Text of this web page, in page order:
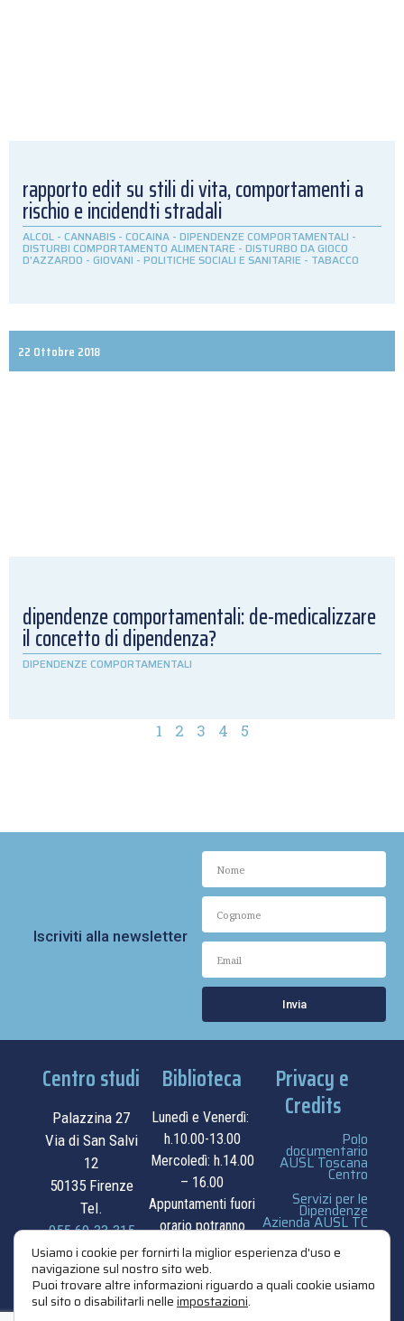
rapporto edit su stili di vita, comportamenti a
rischio e incidendti stradali
ALCOL - CANNABIS - COCAINA - DIPENDENZE COMPORTAMENTALI -
DISTURBI COMPORTAMENTO ALIMENTARE - DISTURBO DA GIOCO
D'AZZARDO - GIOVANI - POLITICHE SOCIALI E SANITARIE - TABACCO
22 Ottobre 2018
dipendenze comportamentali: de-medicalizzare
il concetto di dipendenza?
DIPENDENZE COMPORTAMENTALI
1 2 3 4 5
Iscriviti alla newsletter
Invia
Centro studi
Palazzina 27
Via di San Salvi
12
50135 Firenze
Tel.
055.69.33.315
contatti
Biblioteca
Lunedì e Venerdì:
h.10.00-13.00
Mercoledì: h.14.00
– 16.00
Appuntamenti fuori
orario potranno
essere
concordati su
appuntamento.
Privacy e
Credits
Polo
documentario
AUSL Toscana
Centro
Servizi per le
Dipendenze
Azienda AUSL TC
privacy e cookie
Usiamo i cookie per fornirti la miglior esperienza d'uso e
navigazione sul nostro sito web.
Puoi trovare altre informazioni riguardo a quali cookie usiamo
sul sito o disabilitarli nelleimpostazioni.